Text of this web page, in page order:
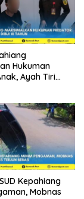
Hukuman
Ayah Tiri
Kepahiang
Mobnas